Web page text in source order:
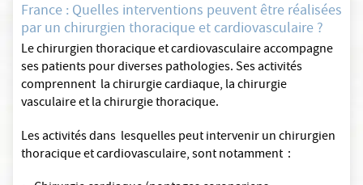
France : Quelles interventions peuvent être réalisées
par un chirurgien thoracique et cardiovasculaire ?
Le chirurgien thoracique et cardiovasculaire accompagne
ses patients pour diverses pathologies. Ses activités
comprennent la chirurgie cardiaque, la chirurgie
vasculaire et la chirurgie thoracique.
Les activités dans lesquelles peut intervenir un chirurgien
thoracique et cardiovasculaire, sont notamment :